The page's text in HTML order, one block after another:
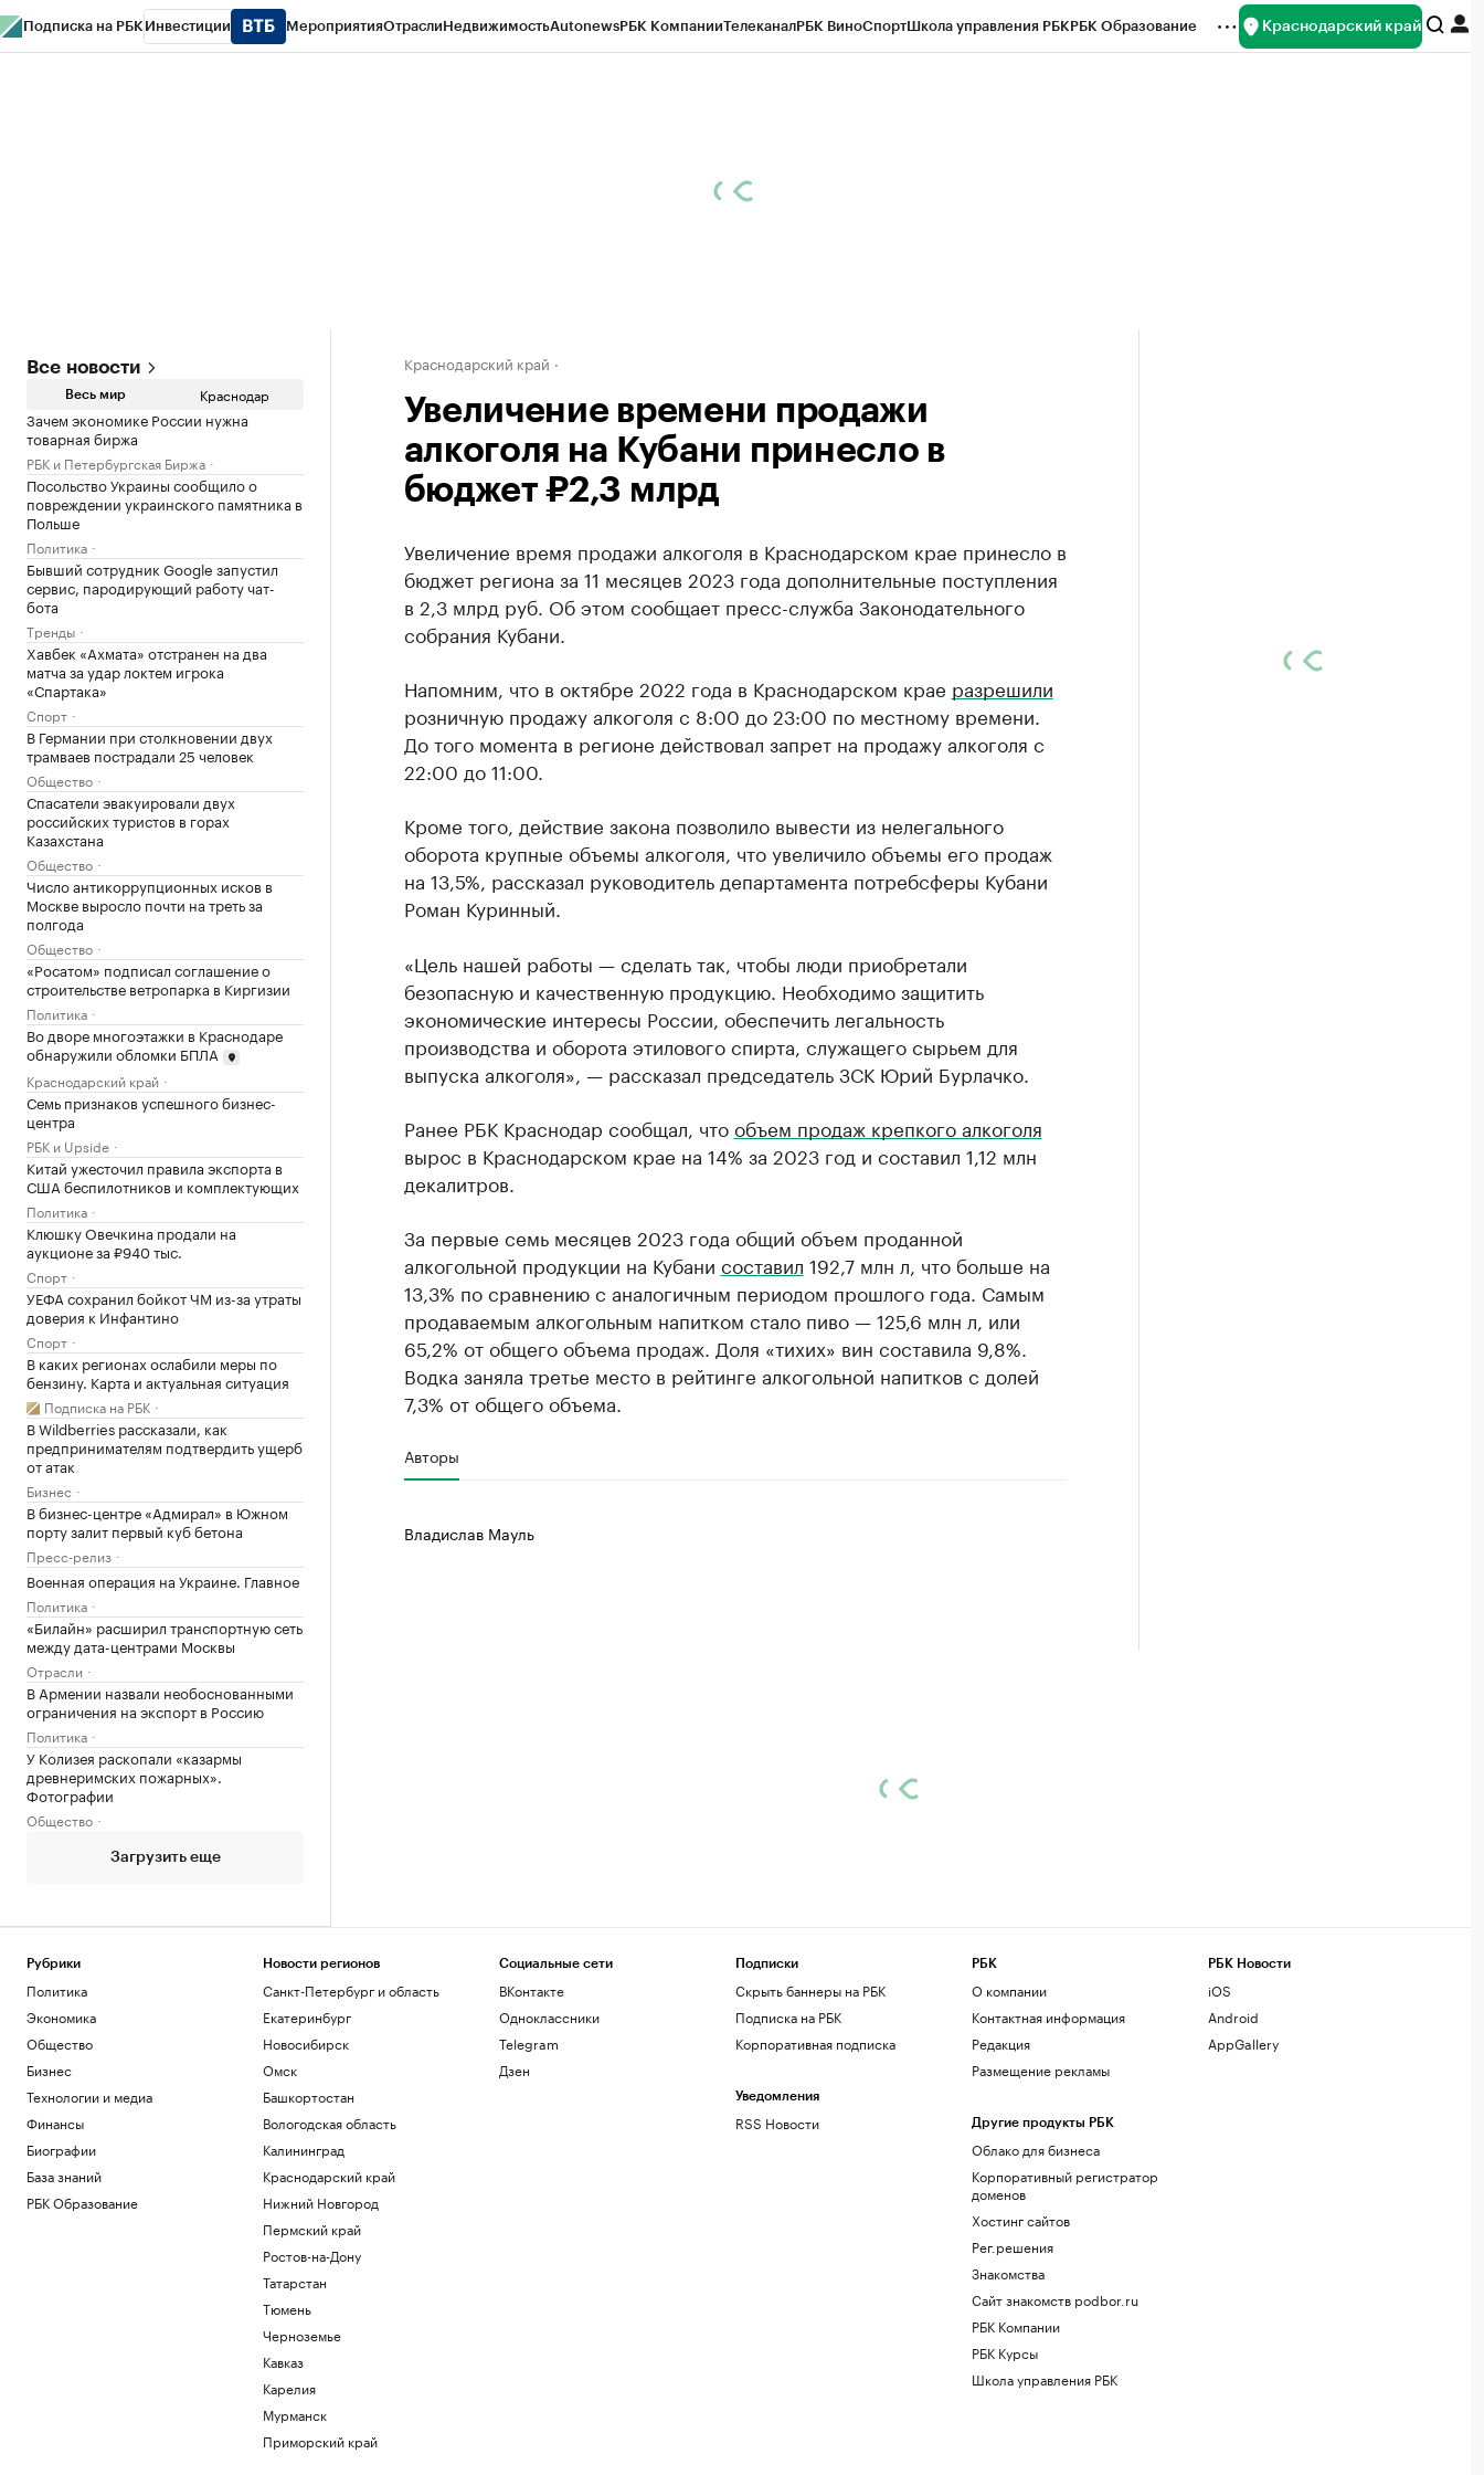
Подписка на РБК Инвестиции МероприятияОтраслиНедвижимостьAutonewsРБК КомпанииТелеканалРБК ВиноСпортШкола управления РБКРБК Образование Краснодарский край
Все новости
Весь мир Краснодар
Зачем экономике России нужна
товарная биржа
РБК и Петербургская Биржа
Посольство Украины сообщило о
повреждении украинского памятника в
Польше
Политика
Бывший сотрудник Google запустил
сервис, пародирующий работу чат-
бота
Тренды
Хавбек «Ахмата» отстранен на два
матча за удар локтем игрока
«Спартака»
Спорт
В Германии при столкновении двух
трамваев пострадали 25 человек
Общество
Спасатели эвакуировали двух
российских туристов в горах
Казахстана
Общество
Число антикоррупционных исков в
Москве выросло почти на треть за
полгода
Общество
«Росатом» подписал соглашение о
строительстве ветропарка в Киргизии
Политика
Во дворе многоэтажки в Краснодаре
обнаружили обломки БПЛА
Краснодарский край
Семь признаков успешного бизнес-
центра
РБК и Upside
Китай ужесточил правила экспорта в
США беспилотников и комплектующих
Политика
Клюшку Овечкина продали на
аукционе за ₽940 тыс.
Спорт
УЕФА сохранил бойкот ЧМ из-за утраты
доверия к Инфантино
Спорт
В каких регионах ослабили меры по
бензину. Карта и актуальная ситуация
Подписка на РБК
В Wildberries рассказали, как
предпринимателям подтвердить ущерб
от атак
Бизнес
В бизнес-центре «Адмирал» в Южном
порту залит первый куб бетона
Пресс-релиз
Военная операция на Украине. Главное
Политика
«Билайн» расширил транспортную сеть
между дата-центрами Москвы
Отрасли
В Армении назвали необоснованными
ограничения на экспорт в Россию
Политика
У Колизея раскопали «казармы
древнеримских пожарных».
Фотографии
Общество
Загрузить еще
Краснодарский край
Увеличение времени продажи
алкоголя на Кубани принесло в
бюджет ₽2,3 млрд
Увеличение время продажи алкоголя в Краснодарском крае принесло в
бюджет региона за 11 месяцев 2023 года дополнительные поступления
в 2,3 млрд руб. Об этом сообщает пресс-служба Законодательного
собрания Кубани.
Напомним, что в октябре 2022 года в Краснодарском крае разрешили
розничную продажу алкоголя с 8:00 до 23:00 по местному времени.
До того момента в регионе действовал запрет на продажу алкоголя с
22:00 до 11:00.
Кроме того, действие закона позволило вывести из нелегального
оборота крупные объемы алкоголя, что увеличило объемы его продаж
на 13,5%, рассказал руководитель департамента потребсферы Кубани
Роман Куринный.
«Цель нашей работы — сделать так, чтобы люди приобретали
безопасную и качественную продукцию. Необходимо защитить
экономические интересы России, обеспечить легальность
производства и оборота этилового спирта, служащего сырьем для
выпуска алкоголя», — рассказал председатель ЗСК Юрий Бурлачко.
Ранее РБК Краснодар сообщал, чтообъем продаж крепкого алкоголя
вырос в Краснодарском крае на 14% за 2023 год и составил 1,12 млн
декалитров.
За первые семь месяцев 2023 года общий объем проданной
алкогольной продукции на Кубани составил 192,7 млн л, что больше на
13,3% по сравнению с аналогичным периодом прошлого года. Самым
продаваемым алкогольным напитком стало пиво — 125,6 млн л, или
65,2% от общего объема продаж. Доля «тихих» вин составила 9,8%.
Водка заняла третье место в рейтинге алкогольной напитков с долей
7,3% от общего объема.
Авторы
Владислав Мауль
Рубрики
Политика
Экономика
Общество
Бизнес
Технологии и медиа
Финансы
Биографии
База знаний
РБК Образование
Новости регионов
Санкт-Петербург и область
Екатеринбург
Новосибирск
Омск
Башкортостан
Вологодская область
Калининград
Краснодарский край
Нижний Новгород
Пермский край
Ростов-на-Дону
Татарстан
Тюмень
Черноземье
Кавказ
Карелия
Мурманск
Приморский край
Социальные сети
ВКонтакте
Одноклассники
Telegram
Дзен
Подписки
Скрыть баннеры на РБК
Подписка на РБК
Корпоративная подписка
Уведомления
RSS Новости
РБК
О компании
Контактная информация
Редакция
Размещение рекламы
Другие продукты РБК
Облако для бизнеса
Корпоративный регистратор
доменов
Хостинг сайтов
Рег.решения
Знакомства
Сайт знакомств podbor.ru
РБК Компании
РБК Курсы
Школа управления РБК
РБК Новости
iOS
Android
AppGallery